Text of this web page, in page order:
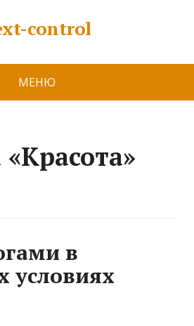
control
МЕНЮ
в
условиях